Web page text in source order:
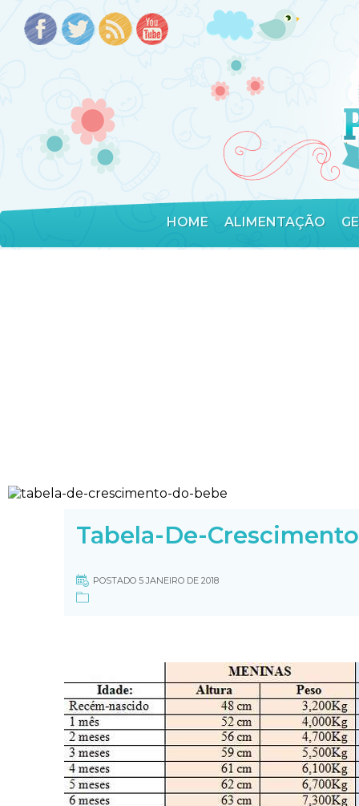
HOME ALIMENTAÇÃO
Tabela-De-
POSTADO 5 JANEIRO DE 2018